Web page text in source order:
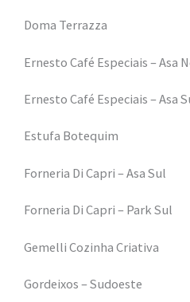
Doma Terrazza
Ernesto Café Especiais – Asa
Ernesto Café Especiais – Asa
Estufa Botequim
Forneria Di Capri – Asa Sul
Forneria Di Capri – Park Sul
Gemelli Cozinha Criativa
Gordeixos – Sudoeste